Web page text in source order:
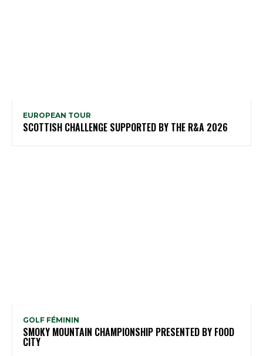
EUROPEAN TOUR
SCOTTISH CHALLENGE SUPPORTED BY THE R&A 2026
GOLF FÉMININ
SMOKY MOUNTAIN CHAMPIONSHIP PRESENTED BY FOOD
CITY